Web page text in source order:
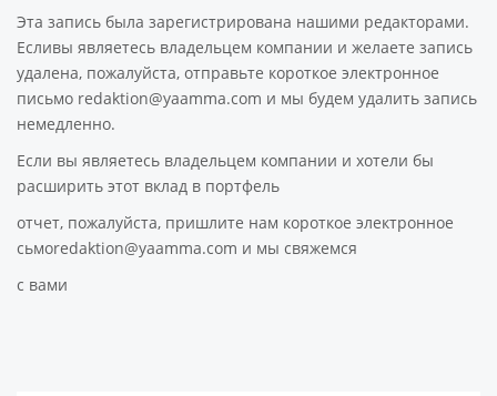
Эта запись была зарегистрирована нашими редакторами.
Есливы являетесь владельцем компании и желаете запись
удалена, пожалуйста, отправьте короткое электронное
письмо redaktion@yaamma.com и мы будем удалить запись
немедленно.
Если вы являетесь владельцем компании и хотели бы
расширить этот вклад в портфель
отчет, пожалуйста, пришлите нам короткое электронное
сьмоredaktion@yaamma.com и мы свяжемся
с вами